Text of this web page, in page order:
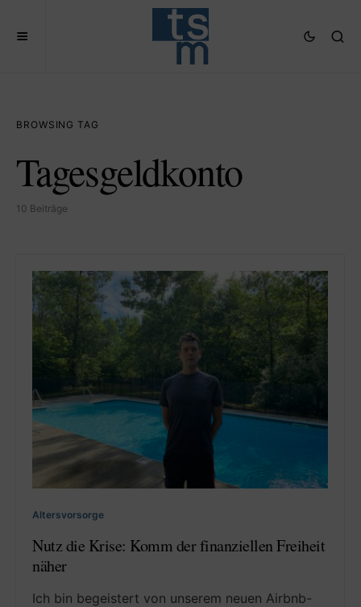
BROWSING TAG
Tagesgeldkonto
10 Beiträge
Altersvorsorge
Nutz die Krise: Komm der finanziellen Freiheit
näher
Ich bin begeistert von unserem neuen Airbnb-